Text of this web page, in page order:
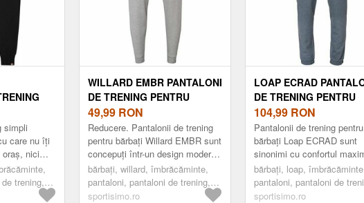
NEGRU,
simpli
care nu îți
nici
...trening,
WILLARD EMBR PANTALONI
DE TRENING PENTRU
BĂRBAȚI, GRI, MĂRIME
49,99 RON
Reducere. Pantalonii de trening
pentru bărbați Willard EMBR sunt
concepuți într-un design modern,
cu o inscripție distinctivă care
asigură un confort maxim. ...
bărbați, willard, îmbrăcăminte,
pantaloni, pantaloni de trening,
fashion, gri
sportisimo.ro
LOAP ECRAD
DE TRENING PENTRU
BĂRBAȚI, ALBASTRU,
MĂRIME
104,99 RON
Pantalonii de trening pentru
bărbați Loap ECRAD sunt
sinonimi cu confortul
aspectul elegant în același
Sunt ideali pentru relaxare
bărbați, loap,
pantaloni, pantaloni de
fashion, albastru
sportisimo.ro